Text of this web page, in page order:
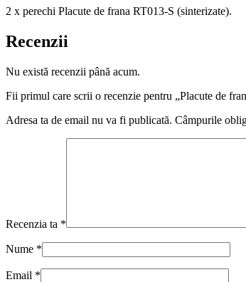
2 x perechi Placute de frana RT013-S (sinterizate).
Recenzii
Nu există recenzii până acum.
Fii primul care scrii o recenzie pentru „Placute de
Adresa ta de email nu va fi publicată. Câmpurile
Recenzia ta *
Nume *
Email *